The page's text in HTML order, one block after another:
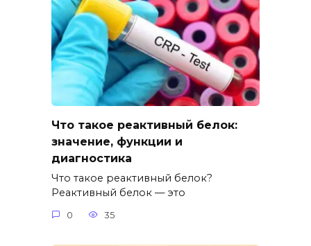
Что такое реактивный белок:
значение, функции и
диагностика
Что такое реактивный белок?
Реактивный белок — это
0 35